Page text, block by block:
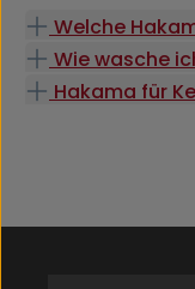
Welche
Wie wasche
Hakama für